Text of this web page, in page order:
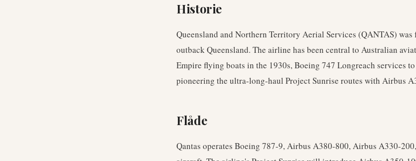
Historie
Queensland and Northern Territory Aerial Services (QANTAS)
outback Queensland. The airline has been central to Australian
Empire flying boats in the 1930s, Boeing 747 Longreach services
pioneering the ultra-long-haul Project Sunrise routes with Airbus
Flåde
Qantas operates Boeing 787-9, Airbus A380-800, Airbus A330-